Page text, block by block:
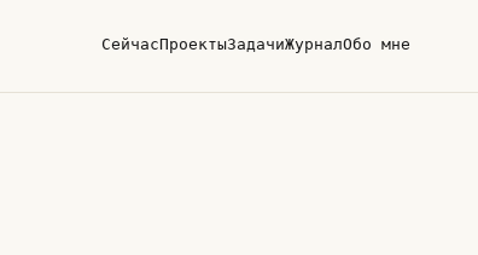
СейчасПроектыЗадачиЖурналОбо мне